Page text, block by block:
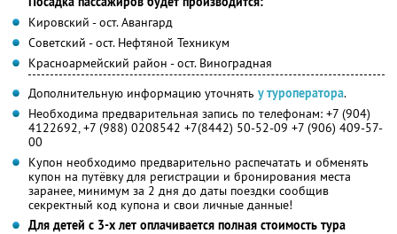
Кировский - ост. Авангард
Советский - ост. Нефтяной Техникум
Красноармейский район - ост. Виноградная
Дополнительную информацию уточнять у туроператора.
Необходима предварительная запись по телефонам: +7 (904)
4122692, +7 (988) 0208542 +7(8442) 50-52-09 +7 (906) 409-57-
00
Купон необходимо предварительно распечатать и обменять
купон на путёвку для регистрации и бронирования места
заранее, минимум за 2 дня до даты поездки сообщив
секректный код купона и свои личные данные!
Для детей с 3-х лет оплачивается полная стоимость тура